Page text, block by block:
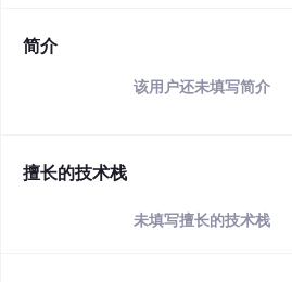
简介
该用户还未填写简介
擅长的技术栈
未填写擅长的技术栈